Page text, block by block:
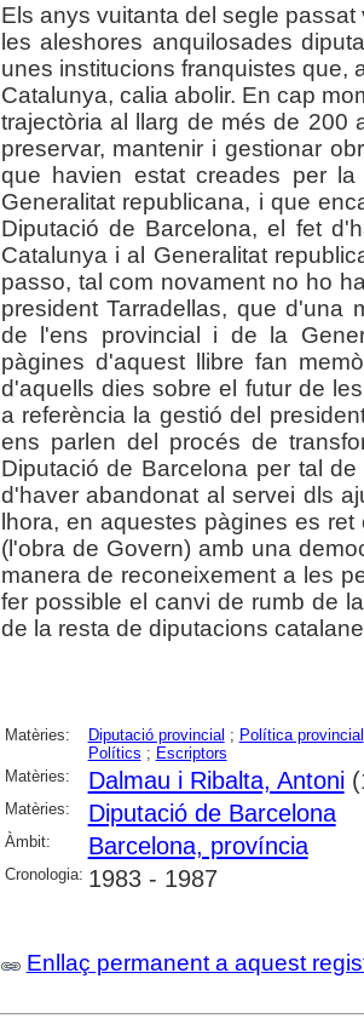
Els anys vuitanta del segle
les aleshores anquilosades
unes institucions franquistes que,
Catalunya, calia abolir. En cap
trajectòria al llarg de més de 200
preservar, mantenir i gestionar
que havien estat creades per
Generalitat republicana, i que
Diputació de Barcelona, el fet
Catalunya i al Generalitat
passo, tal com novament no ho
president Tarradellas, que d'una
de l'ens provincial i de la
pàgines d'aquest llibre fan
d'aquells dies sobre el futur de
a referència la gestió del
ens parlen del procés de
Diputació de Barcelona per tal
d'haver abandonat al servei dls
lhora, en aquestes pàgines es
(l'obra de Govern) amb una
manera de reconeixement a les
fer possible el canvi de rumb de
de la resta de diputacions
Matèries: Diputació provincial ; Política provincial
Polítics ; Escriptors
Matèries:
Dalmau i Ribalta, Antoni
Matèries: Diputació de Barcelona
Àmbit: Barcelona, província
Cronologia: 1983 - 1987
Enllaç permanent a aquest